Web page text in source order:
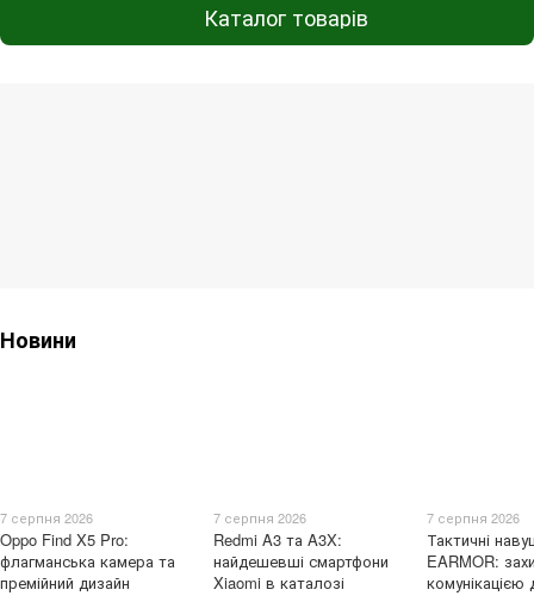
Каталог товарів
Новини
7 серпня 2026
Oppo Find X5 Pro:
флагманська камера та
премійний дизайн
7 серпня 2026
Redmi A3 та A3X:
найдешевші смартфони
Xiaomi в каталозі
7 серпня 2026
Тактичні
EARMOR:
комунікацією